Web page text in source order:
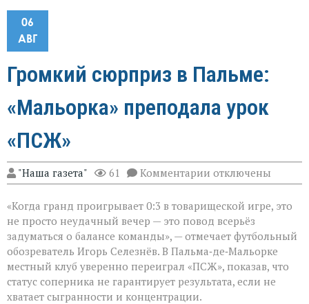
06
АВГ
Громкий сюрприз в Пальме:
«Мальорка» преподала урок
«ПСЖ»
"Наша газета" 61 Комментарии к
записи
сюрприз
в
Пальме:
«Мальорка»
преподала
урок
«ПСЖ»
отключены
«Когда гранд проигрывает 0:3 в товарищеской игре, это
не просто неудачный вечер — это повод всерьёз
задуматься о балансе команды», — отмечает футбольный
обозреватель Игорь Селезнёв. В Пальма‑де‑Мальорке
местный клуб уверенно переиграл «ПСЖ», показав, что
статус соперника не гарантирует результата, если не
хватает сыгранности и концентрации.